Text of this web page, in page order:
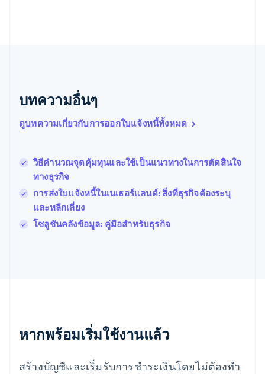
บทความอื่นๆ
ดูบทความเกี่ยวกับการออกใบแจ้งหนี้ทั้งหมด
วิธีคำนวณจุดคุ้มทุนและใช้เป็นแนวทางในการตัดสินใจ
ทางธุรกิจ
การส่งใบแจ้งหนี้ในเนเธอร์แลนด์: สิ่งที่ธุรกิจต้องระบุ
และหลีกเลี่ยง
โซลูชันคลังข้อมูล: คู่มือสำหรับธุรกิจ
หากพร้อมเริ่มใช้งานแล้ว
สร้างบัญชีและเริ่มรับการชำระเงินโดยไม่ต้องทำ
NederlandsFrançais
โปรตุเกส
PortuguêsEnglish
ฝรั่งเศส
FrançaisEnglish
ฟินแลนด์
English Svenska
มอลตา
English
โรมาเนีย
FrançaisDeutschEnglish